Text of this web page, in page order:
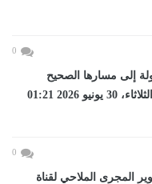
0
أعادت الدولة إلى مسارها الصحيح
ورسخت دعائم الاستقرار...اليوم الثلاثاء، 30 يونيو 2026 01:21
0
المجرى الملاحي لقناة